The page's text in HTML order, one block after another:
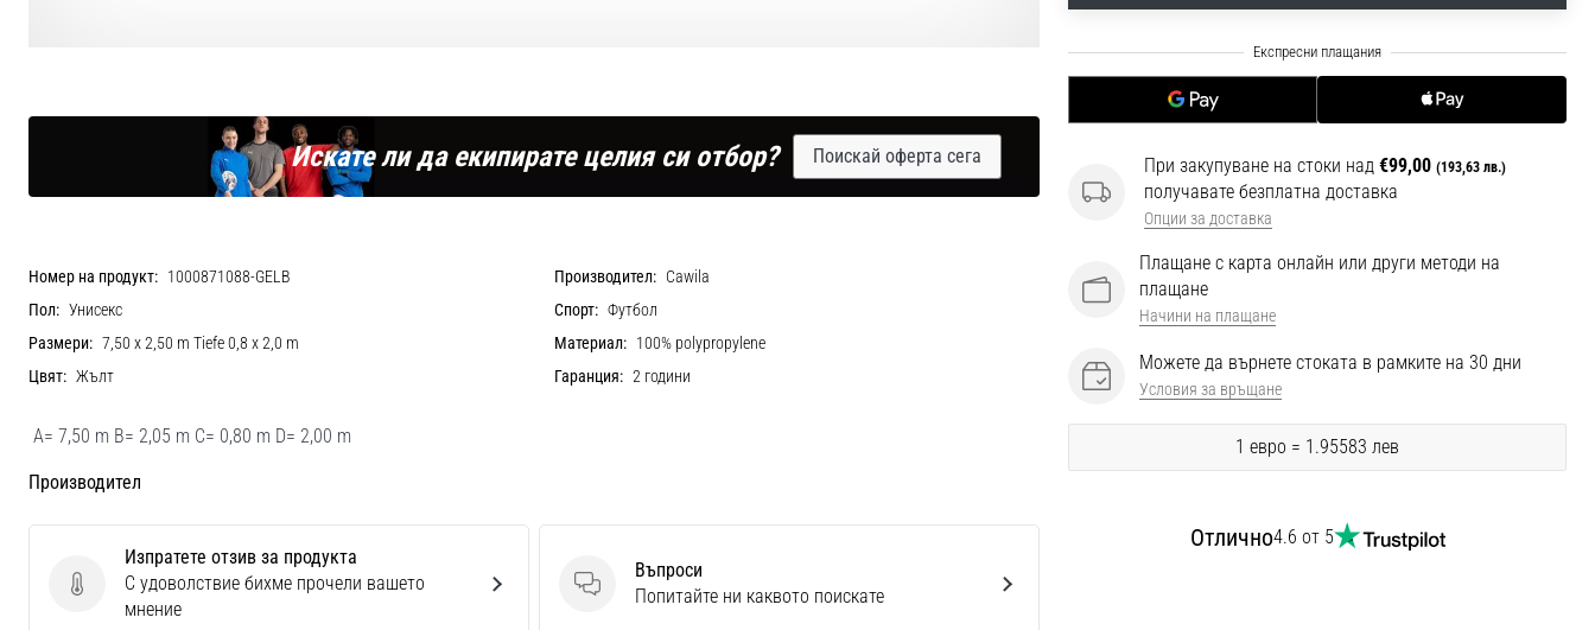
При закупуване на стоки над €99,00 (193,63 лв.)
получавате безплатна доставка
Опции за доставка
Плащане с карта онлайн или други методи на
плащане
Начини на плащане
Можете да върнете стоката в рамките на 30 дни
Условия за връщане
1 евро = 1.95583 лев
Отлично4.6 от 5
Искате ли да екипирате целия си отбор? Поискай оферта сега
Номер на продукт: 1000871088-GELB Производител: Cawila
Пол: Унисекс Спорт: Футбол
Размери: 7,50 x 2,50 m Tiefe 0,8 x 2,0 m Материал: 100% polypropylene
Цвят: Жълт Гаранция: 2 години
A= 7,50 m B= 2,05 m C= 0,80 m D= 2,00 m
Производител
Изпратете отзив за продукта
Изпратете отзив за продукта
С удоволствие бихме прочели вашето
мнение
Въпроси
Въпроси
Попитайте ни каквото поискате